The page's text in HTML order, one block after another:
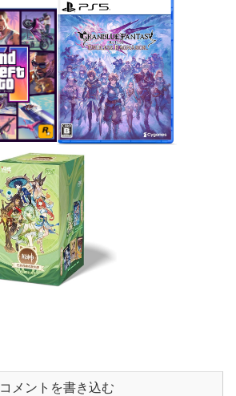
コメントを書き込む